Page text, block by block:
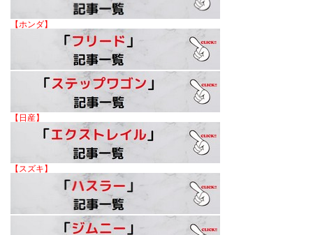
【ホンダ】
【日産】
【スズキ】